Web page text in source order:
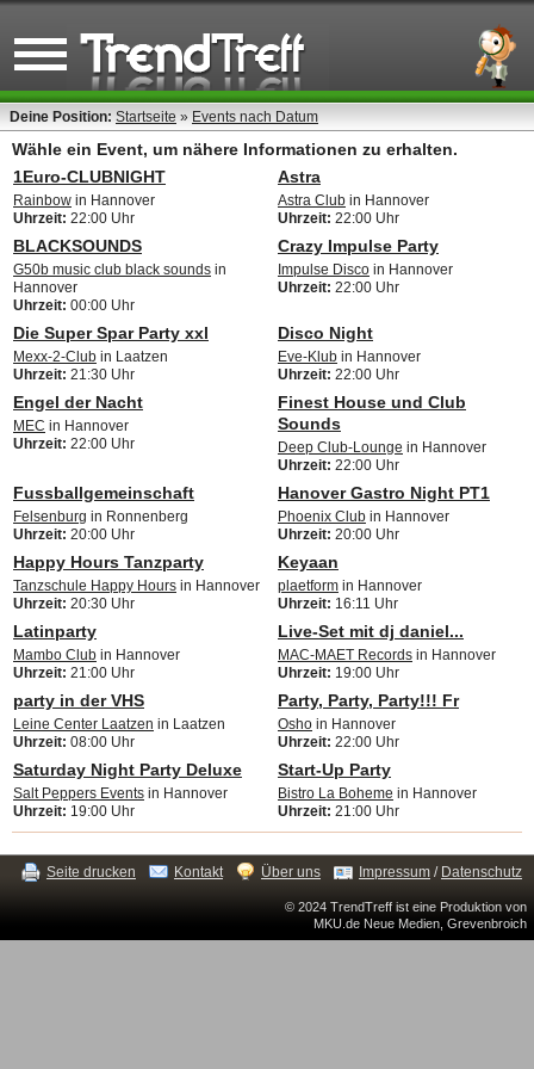
Deine Position: Startseite » Events nach Datum
Wähle ein Event, um nähere Informationen zu erhalten.
1Euro-CLUBNIGHT
Rainbow in Hannover
Uhrzeit: 22:00 Uhr
Astra
Astra Club in Hannover
Uhrzeit: 22:00 Uhr
BLACKSOUNDS
G50b music club black sounds in
Hannover
Uhrzeit: 00:00 Uhr
Crazy Impulse Party
Impulse Disco in Hannover
Uhrzeit: 22:00 Uhr
Die Super Spar Party xxl
Mexx-2-Club in Laatzen
Uhrzeit: 21:30 Uhr
Disco Night
Eve-Klub in Hannover
Uhrzeit: 22:00 Uhr
Engel der Nacht
MEC in Hannover
Uhrzeit: 22:00 Uhr
Finest House und Club
Sounds
Deep Club-Lounge in Hannover
Uhrzeit: 22:00 Uhr
Fussballgemeinschaft
Felsenburg in Ronnenberg
Uhrzeit: 20:00 Uhr
Hanover Gastro Night PT1
Phoenix Club in Hannover
Uhrzeit: 20:00 Uhr
Happy Hours Tanzparty
Tanzschule Happy Hours in Hannover
Uhrzeit: 20:30 Uhr
Keyaan
plaetform in Hannover
Uhrzeit: 16:11 Uhr
Latinparty
Mambo Club in Hannover
Uhrzeit: 21:00 Uhr
Live-Set mit dj daniel...
MAC-MAET Records in Hannover
Uhrzeit: 19:00 Uhr
party in der VHS
Leine Center Laatzen in Laatzen
Uhrzeit: 08:00 Uhr
Party, Party, Party!!! Fr
Osho in Hannover
Uhrzeit: 22:00 Uhr
Saturday Night Party Deluxe
Salt Peppers Events in Hannover
Uhrzeit: 19:00 Uhr
Start-Up Party
Bistro La Boheme in Hannover
Uhrzeit: 21:00 Uhr
Seite drucken Kontakt Über uns Impressum / Datenschutz
© 2024 TrendTreff ist eine Produktion von
MKU.de Neue Medien, Grevenbroich